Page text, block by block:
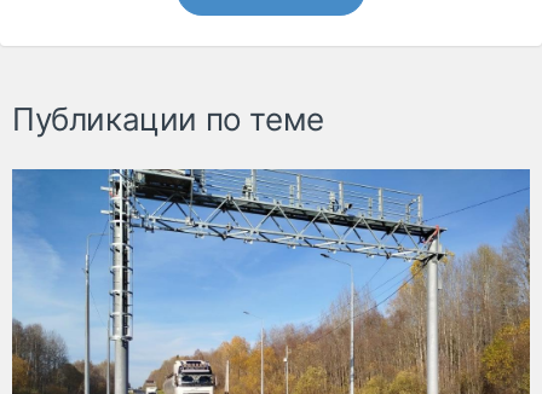
Публикации по теме